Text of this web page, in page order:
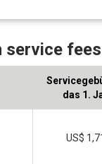
das 1.
US$